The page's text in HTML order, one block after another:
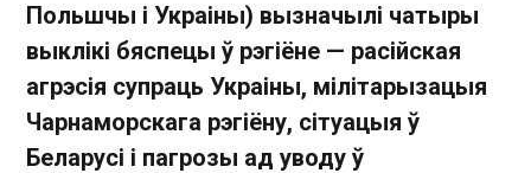
Польшчы і Украіны) вызначылі чатыры
выклікі бяспецы ў рэгіёне — расійская
агрэсія супраць Украіны, мілітарызацыя
Чарнаморскага рэгіёну, сітуацыя ў
Беларусі і пагрозы ад уводу ў